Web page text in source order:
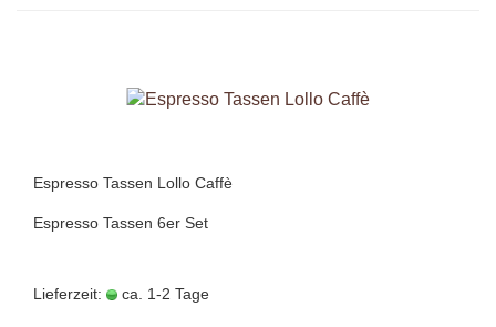
Espresso Tassen Lollo Caffè
Espresso Tassen 6er Set
Lieferzeit: ca. 1-2 Tage